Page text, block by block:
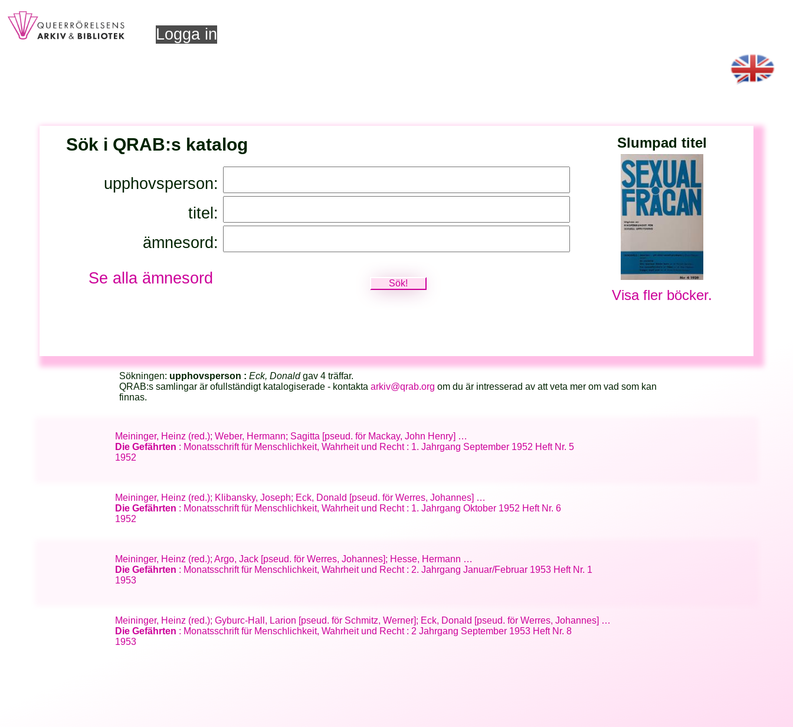
Logga in
Sök i QRAB:s katalog
upphovsperson:
titel:
ämnesord:
Se alla ämnesord
Slumpad titel
Visa fler böcker.
Sökningen: upphovsperson : Eck, Donaldgav 4 träffar.
QRAB:s samlingar är ofullständigt katalogiserade - kontakta arkiv@qrab.org om du är intresserad av att veta mer om vad som kan
finnas.
Meininger, Heinz (red.); Weber, Hermann; Sagitta [pseud. för Mackay, John Henry] …
Die Gefährten : Monatsschrift für Menschlichkeit, Wahrheit und Recht : 1. Jahrgang September 1952 Heft Nr. 5
1952
Meininger, Heinz (red.); Klibansky, Joseph; Eck, Donald [pseud. för Werres, Johannes] …
Die Gefährten : Monatsschrift für Menschlichkeit, Wahrheit und Recht : 1. Jahrgang Oktober 1952 Heft Nr. 6
1952
Meininger, Heinz (red.); Argo, Jack [pseud. för Werres, Johannes]; Hesse, Hermann …
Die Gefährten : Monatsschrift für Menschlichkeit, Wahrheit und Recht : 2. Jahrgang Januar/Februar 1953 Heft Nr. 1
1953
Meininger, Heinz (red.); Gyburc-Hall, Larion [pseud. för Schmitz, Werner]; Eck, Donald [pseud. för Werres, Johannes] …
Die Gefährten : Monatsschrift für Menschlichkeit, Wahrheit und Recht : 2 Jahrgang September 1953 Heft Nr. 8
1953